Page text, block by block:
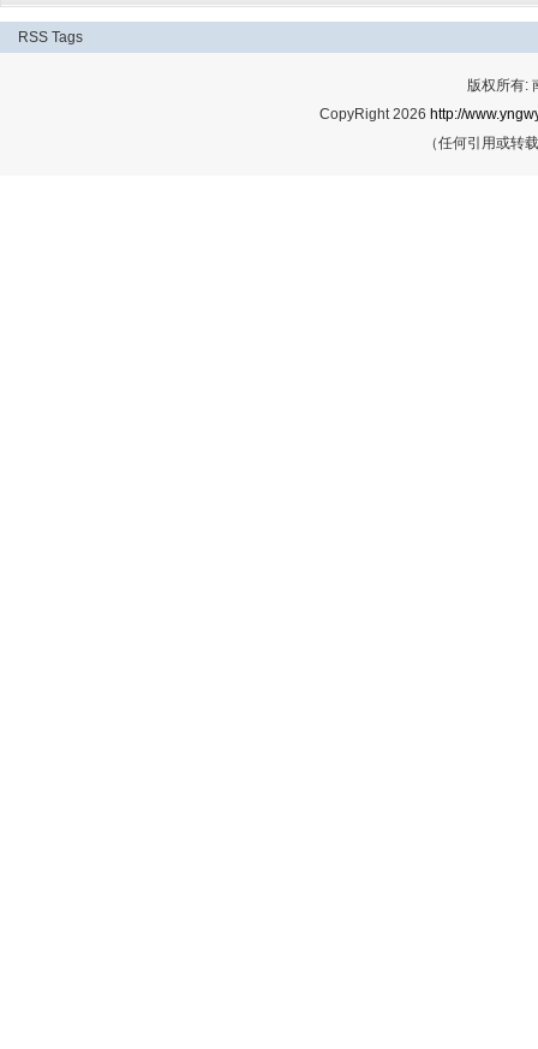
RSS Tags
版权所有:
CopyRight 2026 http://
（任何引用或转